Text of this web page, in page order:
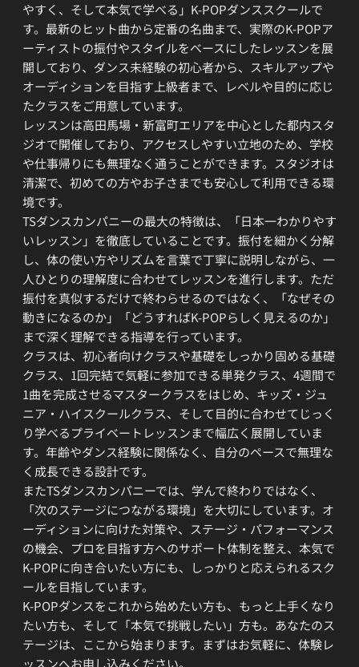
やすく、そして本気で学べる」K-POPダンススクールで
す。最新のヒット曲から定番の名曲まで、実際のK-POPア
ーティストの振付やスタイルをベースにしたレッスンを展
開しており、ダンス未経験の初心者から、スキルアップや
オーディションを目指す上級者まで、レベルや目的に応じ
たクラスをご用意しています。
レッスンは高田馬場・新富町エリアを中心とした都内スタ
ジオで開催しており、アクセスしやすい立地のため、学校
や仕事帰りにも無理なく通うことができます。スタジオは
清潔で、初めての方やお子さまでも安心して利用できる環
境です。
TSダンスカンパニーの最大の特徴は、「日本一わかりやす
いレッスン」を徹底していることです。振付を細かく分解
し、体の使い方やリズムを言葉で丁寧に説明しながら、一
人ひとりの理解度に合わせてレッスンを進行します。ただ
振付を真似するだけで終わらせるのではなく、「なぜその
動きになるのか」「どうすればK-POPらしく見えるのか」
まで深く理解できる指導を行っています。
クラスは、初心者向けクラスや基礎をしっかり固める基礎
クラス、1回完結で気軽に参加できる単発クラス、4週間で
1曲を完成させるマスタークラスをはじめ、キッズ・ジュ
ニア・ハイスクールクラス、そして目的に合わせてじっく
り学べるプライベートレッスンまで幅広く展開していま
す。年齢やダンス経験に関係なく、自分のペースで無理な
く成長できる設計です。
またTSダンスカンパニーでは、学んで終わりではなく、
「次のステージにつながる環境」を大切にしています。オ
ーディションに向けた対策や、ステージ・パフォーマンス
の機会、プロを目指す方へのサポート体制を整え、本気で
K-POPに向き合いたい方にも、しっかりと応えられるスク
ールを目指しています。
K-POPダンスをこれから始めたい方も、もっと上手くなり
たい方も、そして「本気で挑戦したい」方も。あなたのス
テージは、ここから始まります。まずはお気軽に、体験レ
ッスンへお申し込みください。